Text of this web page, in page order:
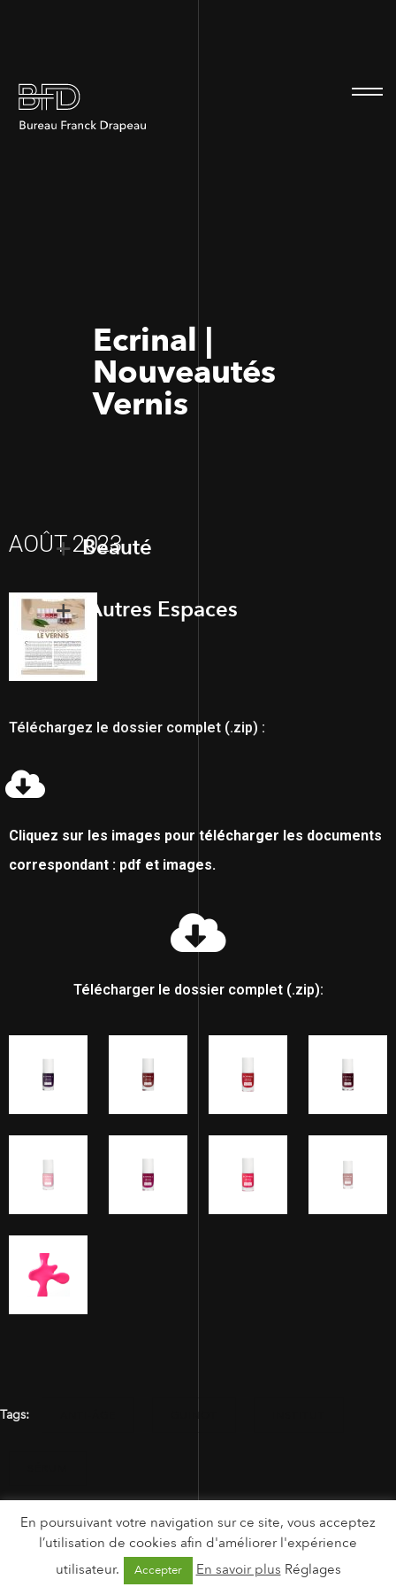
Ecrinal |
Nouveautés
Vernis
AOÛT 2023
Beauté
Autres Espaces
Téléchargez le dossier complet (.zip) :
Cliquez sur les images pour télécharger les documents
correspondant : pdf et images.
Télécharger le dossier complet (.zip):
Tags: GUINOT
En poursuivant votre navigation sur ce site, vous acceptez
l’utilisation de cookies afin d'améliorer l'expérience
utilisateur.
Accepter En savoir plus Réglages